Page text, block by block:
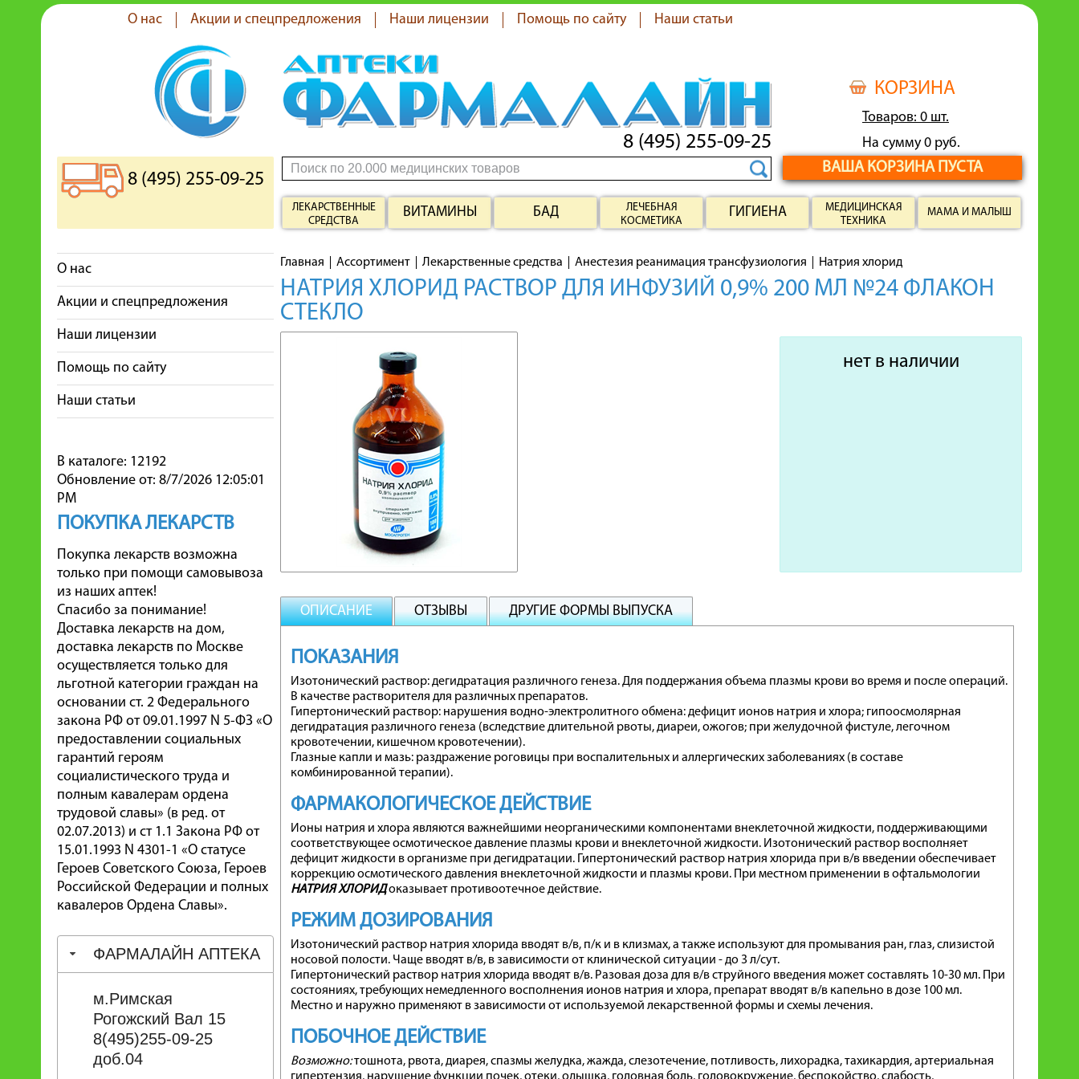
О нас Акции и спецпредложения Наши лицензии Помощь по сайту Наши статьи
КОРЗИНА
Товаров: 0 шт.
На сумму 0 руб.
ВАША КОРЗИНА ПУСТА
8 (495) 255-09-25
8 (495) 255-09-25
ЛЕКАРСТВЕННЫЕ
СРЕДСТВА
ВИТАМИНЫ БАД
ЛЕЧЕБНАЯ
КОСМЕТИКА
ГИГИЕНА
МЕДИЦИНСКАЯ
ТЕХНИКА
МАМА И МАЛЫШ
О нас
Акции и спецпредложения
Наши лицензии
Помощь по сайту
Наши статьи
В каталоге: 12192
Обновление от: 8/7/2026 12:05:01
PM
ПОКУПКА ЛЕКАРСТВ
Покупка лекарств возможна
только при помощи самовывоза
из наших аптек!
Спасибо за понимание!
Доставка лекарств на дом,
доставка лекарств по Москве
осуществляется только для
льготной категории граждан на
основании ст. 2 Федерального
закона РФ от 09.01.1997 N 5-ФЗ «О
предоставлении социальных
гарантий героям
социалистического труда и
полным кавалерам ордена
трудовой славы» (в ред. от
02.07.2013) и ст 1.1 Закона РФ от
15.01.1993 N 4301-1 «О статусе
Героев Советского Союза, Героев
Российской Федерации и полных
кавалеров Ордена Славы».
ФАРМАЛАЙН АПТЕКА
м.Римская
Рогожский Вал 15
8(495)255-09-25
доб.04
Главная Ассортимент Лекарственные средства Анестезия реанимация трансфузиология Натрия хлорид
НАТРИЯ ХЛОРИД РАСТВОР ДЛЯ ИНФУЗИЙ 0,9% 200 МЛ №24 ФЛАКОН
СТЕКЛО
нет в наличии
ОПИСАНИЕ ОТЗЫВЫ ДРУГИЕ ФОРМЫ ВЫПУСКА
ПОКАЗАНИЯ
Изотонический раствор: дегидратация различного генеза. Для поддержания объема плазмы крови во время и после операций.
В качестве растворителя для различных препаратов.
Гипертонический раствор: нарушения водно-электролитного обмена: дефицит ионов натрия и хлора; гипоосмолярная
дегидратация различного генеза (вследствие длительной рвоты, диареи, ожогов; при желудочной фистуле, легочном
кровотечении, кишечном кровотечении).
Глазные капли и мазь: раздражение роговицы при воспалительных и аллергических заболеваниях (в составе
комбинированной терапии).
ФАРМАКОЛОГИЧЕСКОЕ ДЕЙСТВИЕ
Ионы натрия и хлора являются важнейшими неорганическими компонентами внеклеточной жидкости, поддерживающими
соответствующее осмотическое давление плазмы крови и внеклеточной жидкости. Изотонический раствор восполняет
дефицит жидкости в организме при дегидратации. Гипертонический раствор натрия хлорида при в/в введении обеспечивает
коррекцию осмотического давления внеклеточной жидкости и плазмы крови. При местном применении в офтальмологии
НАТРИЯ ХЛОРИДоказывает противоотечное действие.
РЕЖИМ ДОЗИРОВАНИЯ
Изотонический раствор натрия хлорида вводят в/в, п/к и в клизмах, а также используют для промывания ран, глаз, слизистой
носовой полости. Чаще вводят в/в, в зависимости от клинической ситуации - до 3 л/сут.
Гипертонический раствор натрия хлорида вводят в/в. Разовая доза для в/в струйного введения может составлять 10-30 мл. При
состояниях, требующих немедленного восполнения ионов натрия и хлора, препарат вводят в/в капельно в дозе 100 мл.
Местно и наружно применяют в зависимости от используемой лекарственной формы и схемы лечения.
ПОБОЧНОЕ ДЕЙСТВИЕ
Возможно:тошнота, рвота, диарея, спазмы желудка, жажда, слезотечение, потливость, лихорадка, тахикардия, артериальная